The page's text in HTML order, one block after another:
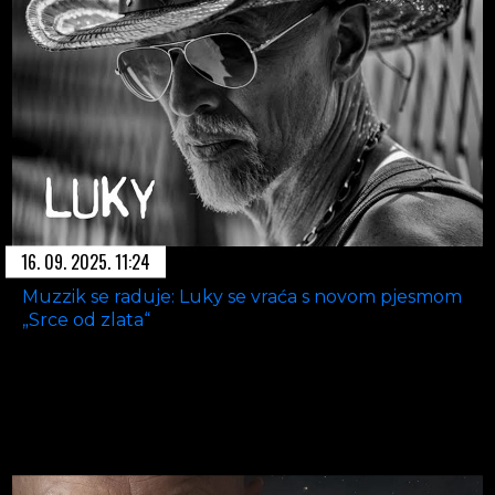
16. 09. 2025. 11:24
Muzzik se raduje: Luky se vraća s novom pjesmom
„Srce od zlata“